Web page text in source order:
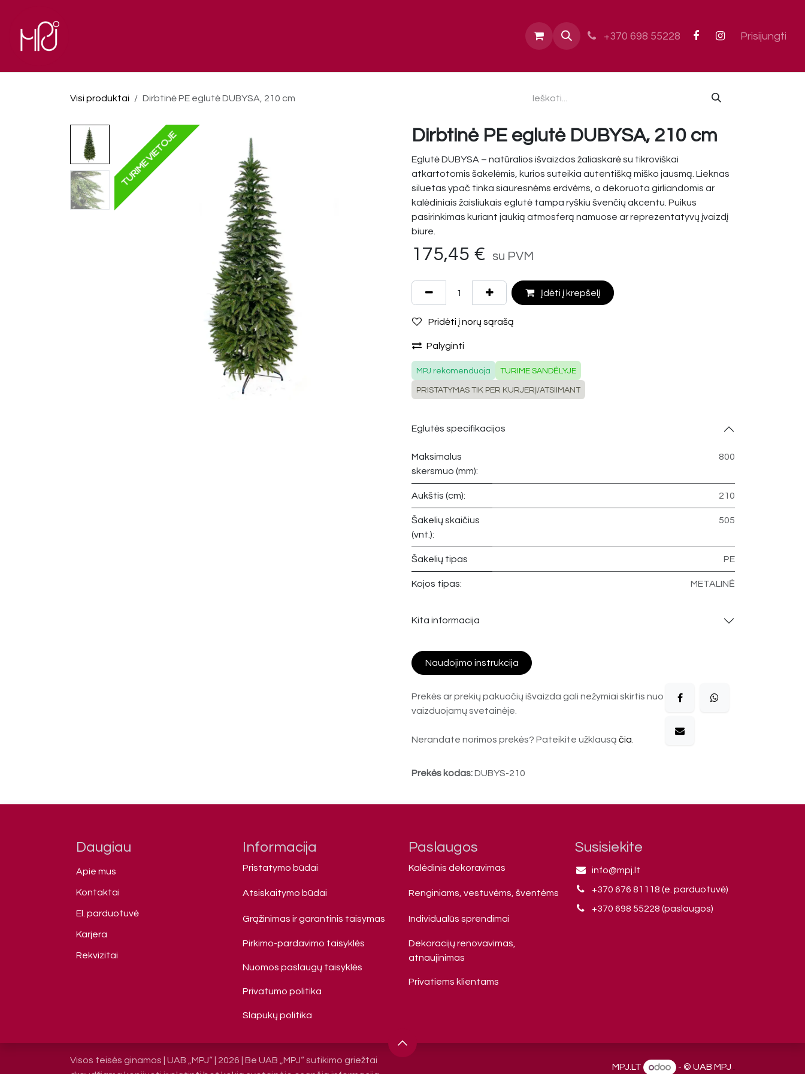
Kontaktai +370 698 55228 Prisijungti
Visi produktai Dirbtinė PE eglutė DUBYSA, 210 cm
TURIME VIETOJE Dirbtinė PE eglutė DUBYSA, 210 cm
Eglutė DUBYSA – natūralios išvaizdos žaliaskarė su tikroviškai
atkartotomis šakelėmis, kurios suteikia autentišką miško jausmą. Lieknas
siluetas ypač tinka siauresnėms erdvėms, o dekoruota girliandomis ar
kalėdiniais žaisliukais eglutė tampa ryškiu švenčių akcentu. Puikus
pasirinkimas kuriant jaukią atmosferą namuose ar reprezentatyvų įvaizdį
biure.
175,45 € su PVM
Įdėti į krepšelį
Pridėti į norų sąrašą
Palyginti
MPJ rekomenduoja TURIME SANDĖLYJE
PRISTATYMAS TIK PER KURJERĮ/ATSIIMANT
Eglutės specifikacijos
Maksimalus
skersmuo (mm):
800
Aukštis (cm): 210
Šakelių skaičius
(vnt.):
505
Šakelių tipas PE
Kojos tipas: METALINĖ
Kita informacija
Naudojimo instrukcija
Prekės ar prekių pakuočių išvaizda gali nežymiai skirtis nuo
vaizduojamų svetainėje.
Nerandate norimos prekės? Pateikite užklausą čia
Prekės kodas:DUBYS-210
Daugiau
Apie mus
Kontaktai
El. parduotuvė
Karjera
Rekvizitai
Informacija
Pristatymo būdai
Atsiskaitymo būdai
Grąžinimas ir garantinis taisymas
Pirkimo-pardavimo taisyklės
Nuomos paslaugų taisyklės
Privatumo politika
Slapukų politika
Paslaugos
Kalėdinis dekoravimas
Renginiams, vestuvėms, šventėms
Individualūs sprendimai
Dekoracijų renovavimas,
atnaujinimas
Privatiems klienta​ms
Susisiekite
info@mpj.lt
+370 676 81118 (e. parduotuvė)
+370 698 55228 (paslaugos)
Visos teisės ginamos | UAB „MPJ“ | 2026 | Be UAB „MPJ“ sutikimo griežtai
MPJ.LT - © UAB MPJ .